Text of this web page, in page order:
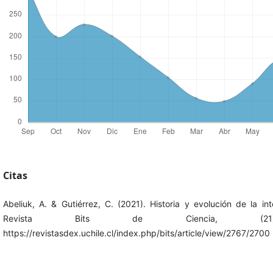
Citas
Abeliuk, A. & Gutiérrez, C. (2021). Historia y evolución de la
Revista Bits de Ciencia,
https://revistasdex.uchile.cl/index.php/bits/article/view/2767/2700